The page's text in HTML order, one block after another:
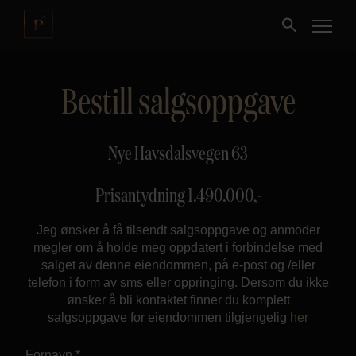
Kjøpe
Nybygg
Næring
Fritidseiendom
Finansiering
Bestill salgsoppgave
Nye Havsdalsvegen 63
Prisantydning1.490.000,-
Jeg ønsker å få tilsendt salgsoppgave og anmoder
megler om å holde meg oppdatert i forbindelse med
salget av denne eiendommen, på e-post og /eller
telefon i form av sms eller oppringing. Dersom du ikke
ønsker å bli kontaktet finner du komplett
salgsoppgave for eiendommen tilgjengelig her